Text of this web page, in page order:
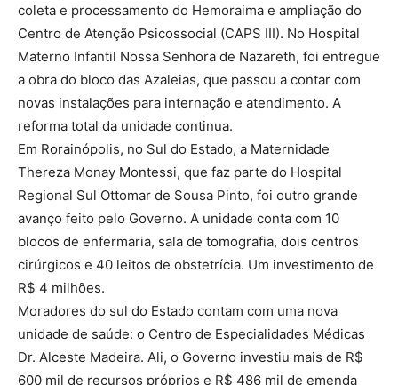
coleta e processamento do Hemoraima e ampliação do
Centro de Atenção Psicossocial (CAPS III). No Hospital
Materno Infantil Nossa Senhora de Nazareth, foi entregue
a obra do bloco das Azaleias, que passou a contar com
novas instalações para internação e atendimento. A
reforma total da unidade continua.
Em Rorainópolis, no Sul do Estado, a Maternidade
Thereza Monay Montessi, que faz parte do Hospital
Regional Sul Ottomar de Sousa Pinto, foi outro grande
avanço feito pelo Governo. A unidade conta com 10
blocos de enfermaria, sala de tomografia, dois centros
cirúrgicos e 40 leitos de obstetrícia. Um investimento de
R$ 4 milhões.
Moradores do sul do Estado contam com uma nova
unidade de saúde: o Centro de Especialidades Médicas
Dr. Alceste Madeira. Ali, o Governo investiu mais de R$
600 mil de recursos próprios e R$ 486 mil de emenda